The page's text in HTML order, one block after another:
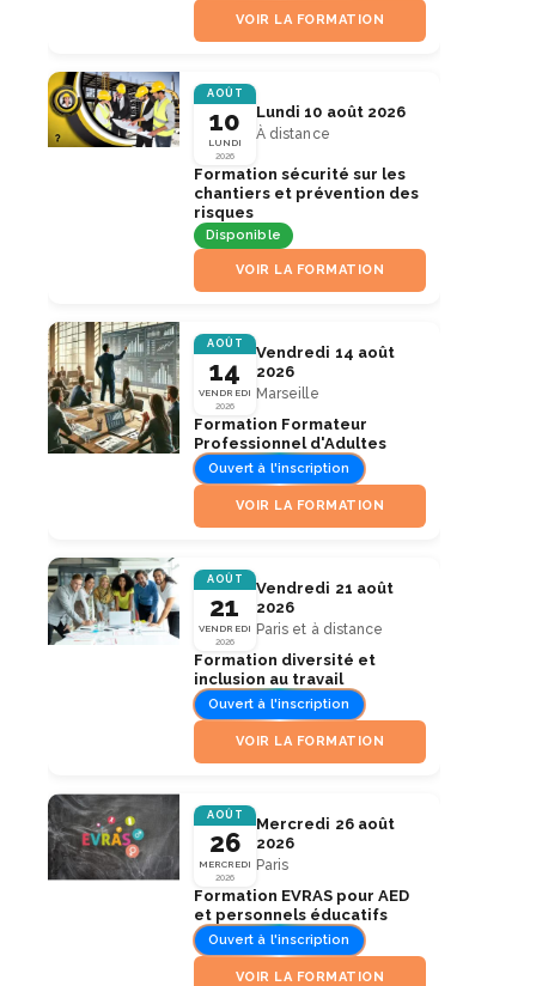
VOIR LA FORMATION
AOÛT
10
LUNDI
2026
Lundi 10 août 2026
À distance
Formation sécurité sur les
chantiers et prévention des
risques
Disponible
VOIR LA FORMATION
AOÛT
14
VENDREDI
2026
Vendredi 14 août
2026
Marseille
Formation Formateur
Professionnel d'Adultes
Ouvert à l'inscription
VOIR LA FORMATION
AOÛT
21
VENDREDI
2026
Vendredi 21 août
2026
Paris et à distance
Formation diversité et
inclusion au travail
Ouvert à l'inscription
VOIR LA FORMATION
AOÛT
26
MERCREDI
2026
Mercredi 26 août
2026
Paris
Formation EVRAS pour AED
et personnels éducatifs
Ouvert à l'inscription
VOIR LA FORMATION